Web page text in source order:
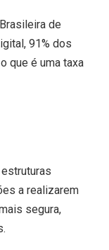
de
91% dos
que é uma taxa
a realizarem
segura,